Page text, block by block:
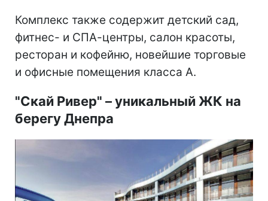
Комплекс также содержит детский сад,
фитнес- и СПА-центры, салон красоты,
ресторан и кофейню, новейшие торговые
и офисные помещения класса А.
"Скай Ривер" –уникальный ЖК на
берегу Днепра